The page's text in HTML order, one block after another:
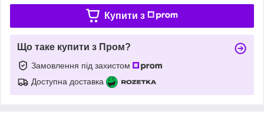
Купити з
Що таке купити з Пром?
Замовлення під захистом
Доступна доставка